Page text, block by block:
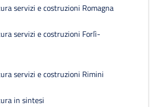
servizi e costruzioni Romagna
servizi e costruzioni Forlì-
servizi e costruzioni Rimini
in sintesi